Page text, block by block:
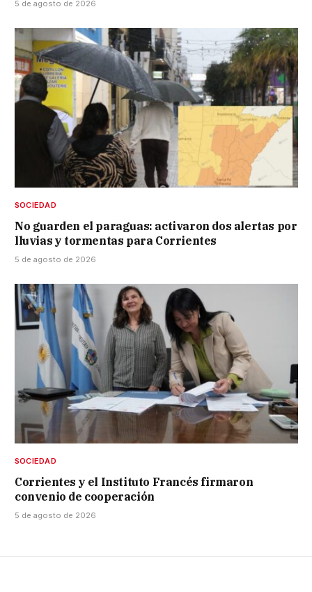
5 de agosto de 2026
SOCIEDAD
No guarden el paraguas: activaron dos alertas por
lluvias y tormentas para Corrientes
5 de agosto de 2026
SOCIEDAD
Corrientes y el Instituto Francés firmaron
convenio de cooperación
5 de agosto de 2026